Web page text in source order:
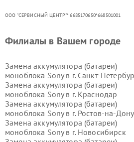
ООО "СЕРВИСНЫЙ ЦЕНТР"* 6685170650*668501001
Филиалы в Вашем городе
Замена аккумулятора (батареи)
моноблока Sony в г. Санкт-
Замена аккумулятора (батареи)
моноблока Sony в г. Краснодар
Замена аккумулятора (батареи)
моноблока Sony в г. Ростов-на-Дону
Замена аккумулятора (батареи)
моноблока Sony в г. Новосибирск